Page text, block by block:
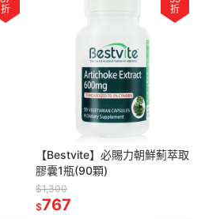
折
折
【Bestvite】必賜力朝鮮薊萃取
膠囊1瓶(90顆)
$1,300
$767